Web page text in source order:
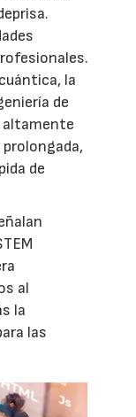
la
de
altamente
de
al
la
las